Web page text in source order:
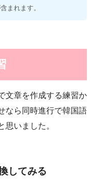
まれます。
文章を作成する練習か
なら同時進行で韓国語
思いました。
してみる